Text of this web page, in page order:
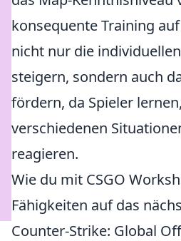
konsequente Training
nicht nur die
steigern, sondern auch
fördern, da Spieler
verschiedenen
reagieren.
Wie du mit CSGO
Fähigkeiten auf das
Counter-Strike: Global